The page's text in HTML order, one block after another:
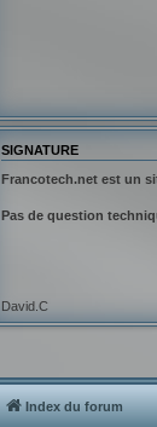
SIGNATURE
Francotech.net est un
Pas de question
David.C
Index du forum